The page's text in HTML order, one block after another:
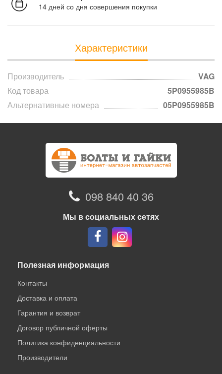
14 дней со дня совершения покупки
Характеристики
Производитель
VAG
Код товара
5P0955985B
Альтернативные номера
05P0955985B
098 840 40 36
Мы в социальных сетях
Полезная информация
Контакты
Доставка и оплата
Гарантия и возврат
Договор публичной оферты
Политика конфиденциальности
Производители